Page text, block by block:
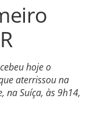
hoje o
aterrissou na
na Suíça, às 9h14,